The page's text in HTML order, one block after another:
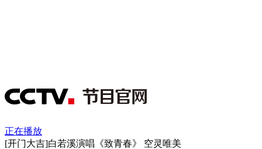
正在播放
[开门大吉]白若溪演唱《致青春》 空灵唯美